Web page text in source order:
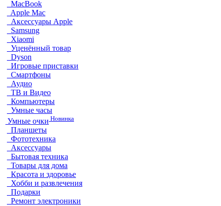
MacBook
Apple Mac
Аксессуары Apple
Samsung
Xiaomi
Уценённый товар
Dyson
Игровые приставки
Смартфоны
Аудио
ТВ и Видео
Компьютеры
Умные часы
Умные очки Новинка
Планшеты
Фототехника
Аксессуары
Бытовая техника
Товары для дома
Красота и здоровье
Хобби и развлечения
Подарки
Ремонт электроники